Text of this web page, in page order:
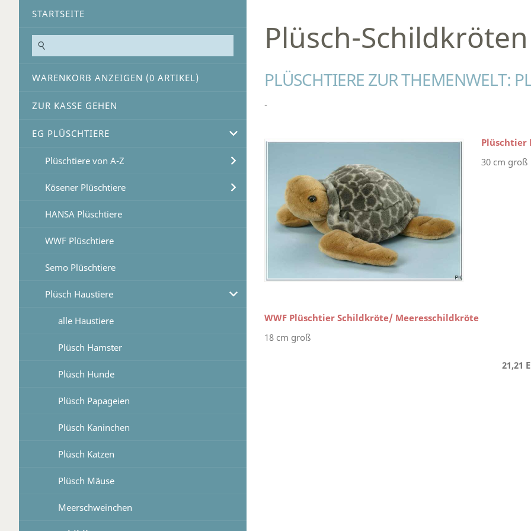
STARTSEITE
WARENKORB ANZEIGEN (0 ARTIKEL)
ZUR KASSE GEHEN
EG PLÜSCHTIERE
Plüschtiere von A-Z
Kösener Plüschtiere
HANSA Plüschtiere
WWF Plüschtiere
Semo Plüschtiere
Plüsch Haustiere
alle Haustiere
Plüsch Hamster
Plüsch Hunde
Plüsch Papageien
Plüsch Kaninchen
Plüsch Katzen
Plüsch Mäuse
Meerschweinchen
Plüsch-
PLÜSCHTIERE ZUR THEMENWELT:
-
Plüschtier
30 cm groß
WWF Plüschtier Schildkröte/ Meeresschildkröte
18 cm groß
21,21